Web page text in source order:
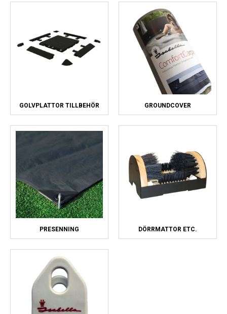
GOLVPLATTOR TILLBEHÖR GROUNDCOVER
PRESENNING DÖRRMATTOR ETC.